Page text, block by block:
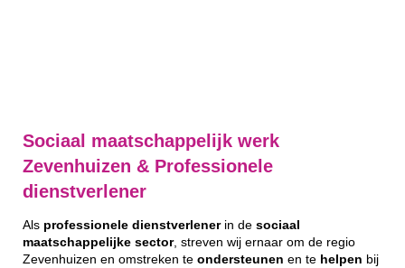
Sociaal maatschappelijk werk
Zevenhuizen & Professionele
dienstverlener
Als professionele dienstverlenerin de sociaal
maatschappelijke sector, streven wij ernaar om de regio
Zevenhuizen en omstreken te ondersteunen en te helpen bij